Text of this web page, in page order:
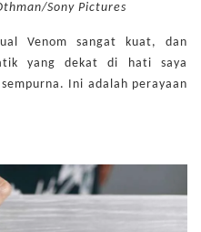
Sony Pictures
Venom sangat kuat, dan
yang dekat di hati saya
Ini adalah perayaan